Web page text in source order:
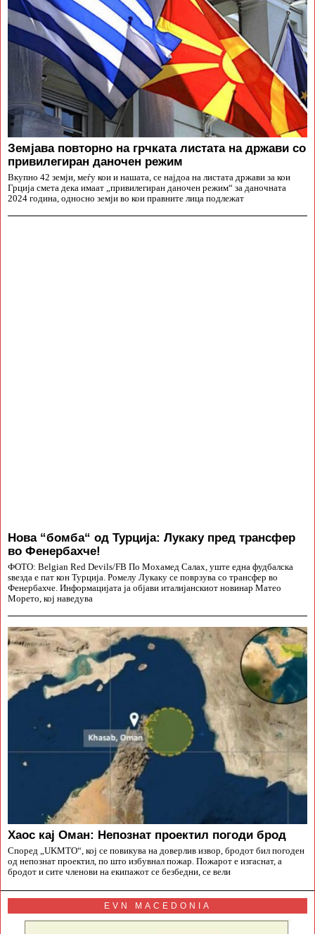
Земјава повторно на грчката листата на држави со
привилегиран даночен режим
Вкупно 42 земји, меѓу кои и нашата, се најдоа на листата држави за кои
Грција смета дека имаат „привилегиран даночен режим“ за даночната
2024 година, односно земји во кои правните лица подлежат
Нова “бомба“ од Турција: Лукаку пред трансфер
во Фенербахче!
ФОТО: Belgian Red Devils/FB По Мохамед Салах, уште една фудбалска
ѕвезда е пат кон Турција. Ромелу Лукаку се поврзува со трансфер во
Фенербахче. Информацијата ја објави италијанскиот новинар Матео
Морето, кој наведува
Хаос кај Оман: Непознат проектил погоди брод
Според „UKMTO“, кој се повикува на доверлив извор, бродот бил погоден
од непознат проектил, по што избувнал пожар. Пожарот е изгаснат, а
бродот и сите членови на екипажот се безбедни, се вели
EVN MACEDONIA